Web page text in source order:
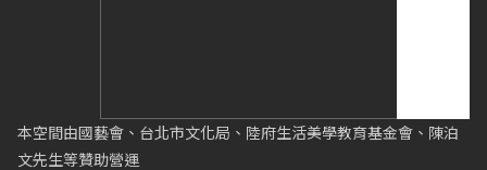
本空間由國藝會、台北市文化局、陸府生活美學教育基金會、陳泊
文先生等贊助營運